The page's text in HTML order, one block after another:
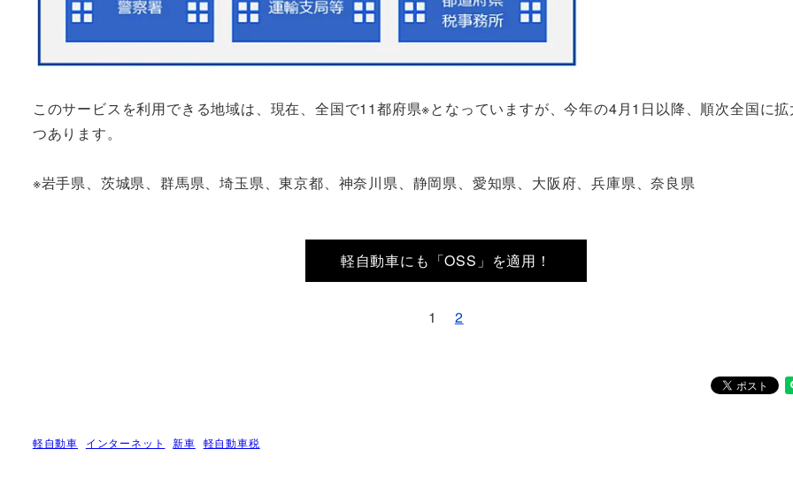
このサービスを利用できる地域は、現在、全国で11都府県※となっていますが、今年の4月1日以降、順次全国に
つあります。
※岩手県、茨城県、群馬県、埼玉県、東京都、神奈川県、静岡県、愛知県、大阪府、兵庫県、奈良県
軽自動車にも「OSS」を適用！
1 2
軽自動車 インターネット 新車 軽自動車税